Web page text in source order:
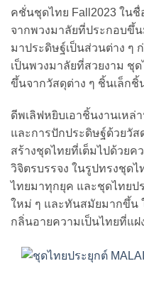
คชั่นชุดไทย Fall2023 ในชื่
จากพวงมาลัยที่ประกอบขึ้
มาประดิษฐ์เป็นส่วนต่าง ๆ
เป็นพวงมาลัยที่สวยงาม ชุ
ขึ้นจากวัสดุต่าง ๆ ชิ้นเล็ก
ดีพเลิฟหยิบเอาชิ้นงานเห
และการปักประดิษฐ์ด้วยวั
สร้างชุดไทยที่เต็มไปด้วย
วิจิตรบรรจง ในรูปทรงชุด
ไทยมาทุกยุค และชุดไทยป
ใหม่ ๆ และทันสมัยมากขึ้น
กลิ่นอายความเป็นไทยที่แฝ